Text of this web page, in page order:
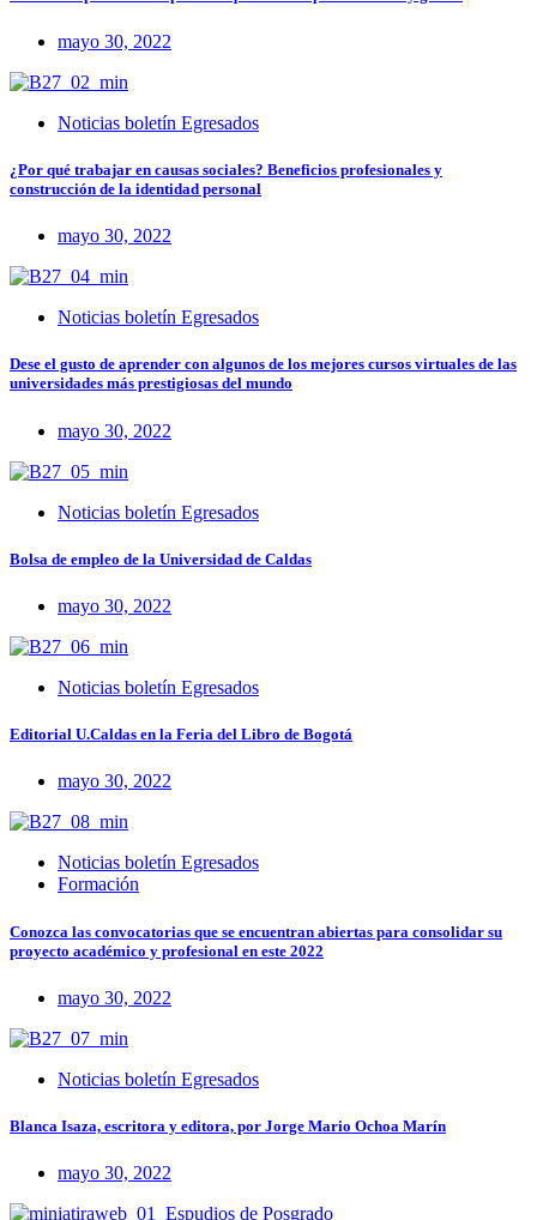
mayo 30, 2022
Noticias boletín Egresados
¿Por qué trabajar en causas sociales? Beneficios profesionales y
construcción de la identidad personal
mayo 30, 2022
Noticias boletín Egresados
Dese el gusto de aprender con algunos de los mejores cursos virtuales de las
universidades más prestigiosas del mundo
mayo 30, 2022
Noticias boletín Egresados
Bolsa de empleo de la Universidad de Caldas
mayo 30, 2022
Noticias boletín Egresados
Editorial U.Caldas en la Feria del Libro de Bogotá
mayo 30, 2022
Noticias boletín Egresados
Formación
Conozca las convocatorias que se encuentran abiertas para consolidar su
proyecto académico y profesional en este 2022
mayo 30, 2022
Noticias boletín Egresados
Blanca Isaza, escritora y editora, por Jorge Mario Ochoa Marín
mayo 30, 2022